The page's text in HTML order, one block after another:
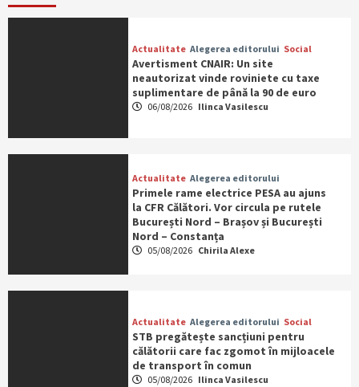
Actualitate Alegerea editorului Social
Avertisment CNAIR: Un site
neautorizat vinde roviniete cu taxe
suplimentare de până la 90 de euro
06/08/2026 Ilinca Vasilescu
Actualitate Alegerea editorului
Primele rame electrice PESA au ajuns
la CFR Călători. Vor circula pe rutele
București Nord – Brașov și București
Nord – Constanța
05/08/2026 Chirila Alexe
Actualitate Alegerea editorului Social
STB pregătește sancțiuni pentru
călătorii care fac zgomot în mijloacele
de transport în comun
05/08/2026 Ilinca Vasilescu